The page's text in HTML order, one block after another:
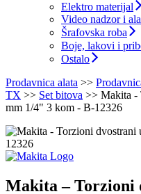
Elektro materijal
Video nadzor i
Šrafovska roba
Boje, lakovi i
Ostalo
Prodavnica alata >>
TX >> Set bitova >> Makita -
mm 1/4" 3 kom - B-12326
Makita – Torzioni